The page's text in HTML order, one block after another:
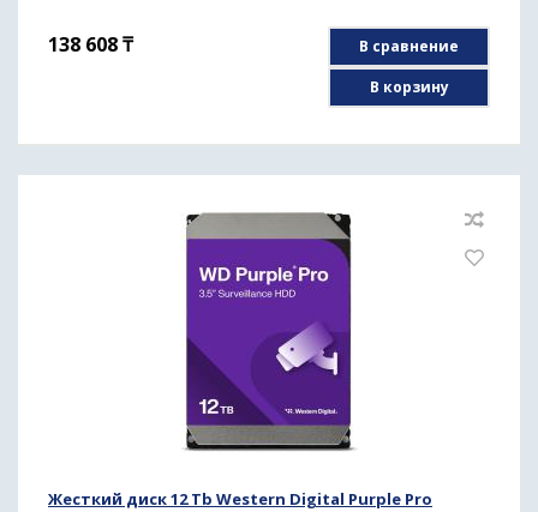
138 608₸
В сравнение
В корзину
Жесткий диск 12 Tb Western Digital Purple Pro